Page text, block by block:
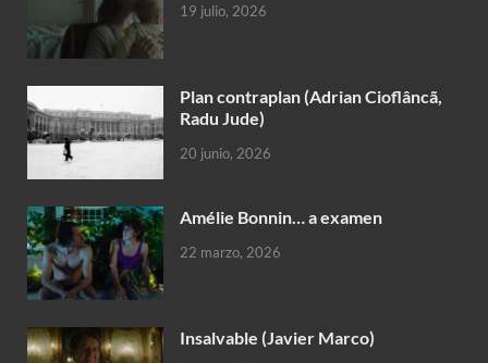
19 julio, 2026
Plan contraplan (Adrian Cioflâncã,
Radu Jude)
20 junio, 2026
Amélie Bonnin… a examen
22 marzo, 2026
Insalvable (Javier Marco)